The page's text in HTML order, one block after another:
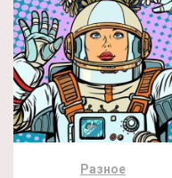
Разное